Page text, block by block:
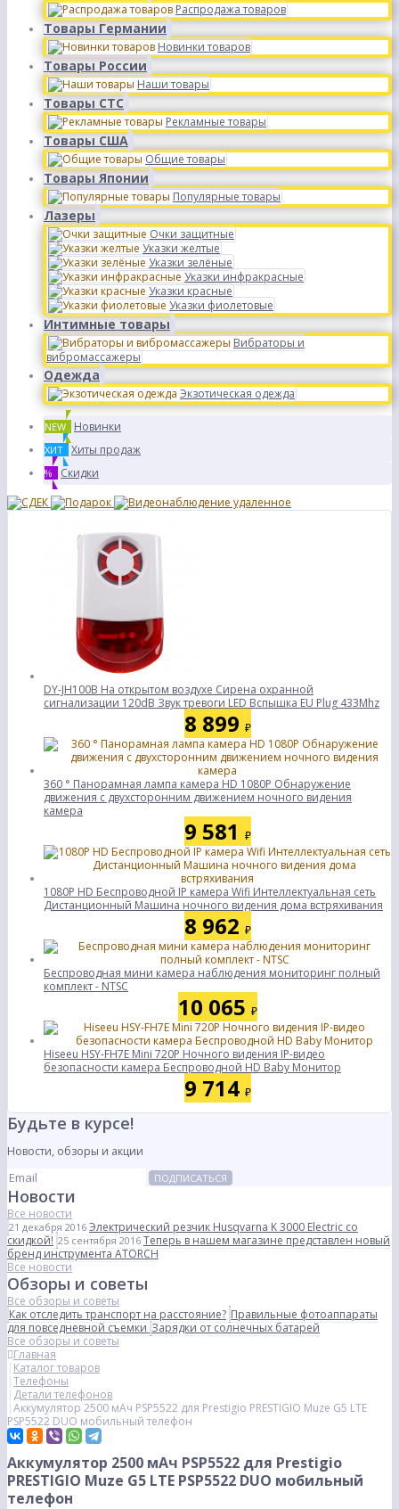
Распродажа товаров
Товары Германии
Новинки товаров
Товары России
Наши товары
Товары СТС
Рекламные товары
Товары США
Общие товары
Товары Японии
Популярные товары
Лазеры
Очки защитные
Указки желтые
Указки зелёные
Указки инфракрасные
Указки красные
Указки фиолетовые
Интимные товары
Вибраторы и
вибромассажеры
Одежда
Экзотическая одежда
NEW Новинки
ХИТ Хиты продаж
% Скидки
DY-JH100B На открытом воздухе Сирена охранной
сигнализации 120dB Звук тревоги LED Вспышка EU Plug 433Mhz
8 899 ₽
360 ° Панорамная лампа камера HD 1080P Обнаружение
движения с двухсторонним движением ночного видения
камера
9 581 ₽
1080P HD Беспроводной IP камера Wifi Интеллектуальная сеть
Дистанционный Машина ночного видения дома встряхивания
8 962 ₽
Беспроводная мини камера наблюдения мониторинг полный
комплект - NTSC
10 065 ₽
Hiseeu HSY-FH7E Mini 720P Ночного видения IP-видео
безопасности камера Беспроводной HD Baby Монитор
9 714 ₽
Будьте в курсе!
Новости, обзоры и акции
ПОДПИСАТЬСЯ
Новости
Все новости
21 декабря 2016 Электрический резчик Husqvarna K 3000 Electric со
скидкой! 25 сентября 2016 Теперь в нашем магазине представлен новый
бренд инструмента ATORCH
Все новости
Обзоры и советы
Все обзоры и советы
Как отследить транспорт на расстояние? Правильные фотоаппараты
для повседневной съемкиЗарядки от солнечных батарей
Все обзоры и советы
Главная
Каталог товаров
Телефоны
Детали телефонов
Аккумулятор 2500 мАч PSP5522 для Prestigio PRESTIGIO Muze G5 LTE
PSP5522 DUO мобильный телефон
Аккумулятор 2500 мАч PSP5522 для Prestigio
PRESTIGIO Muze G5 LTE PSP5522 DUO мобильный
телефон